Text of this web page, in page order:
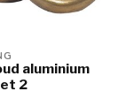
aluminium
2